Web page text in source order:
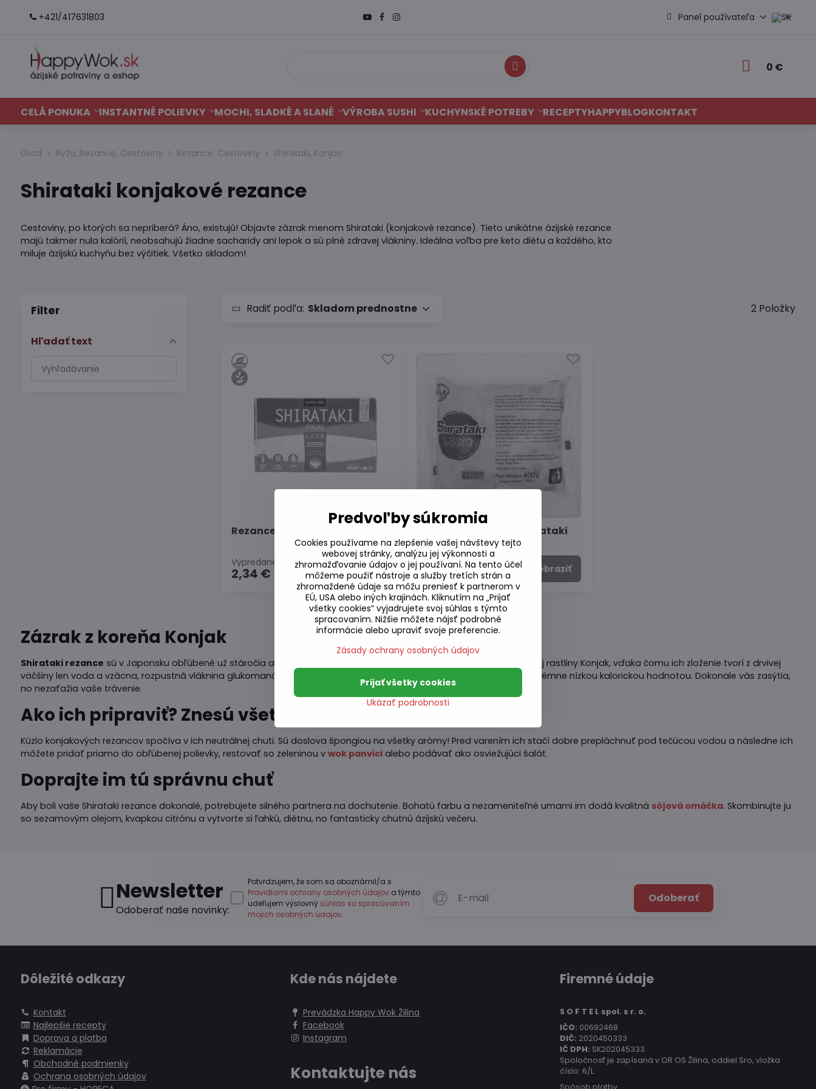
+421/417631803 Panel používateľa
Hľadať 0 €
CELÁ PONUKA INSTANTNÉ POLIEVKY MOCHI, SLADKÉ A SLANÉ VÝROBA SUSHI KUCHYNSKÉ POTREBY RECEPTYHAPPYBLOGKONTAKT
Úvod Ryža, Rezance, Cestoviny Rezance, Cestoviny Shirataki, Konjac
Shirataki konjakové rezance
Cestoviny, po ktorých sa nepriberá? Áno, existujú! Objavte zázrak menom Shirataki (konjakové rezance). Tieto unikátne ázijské rezance
majú takmer nula kalórií, neobsahujú žiadne sacharidy ani lepok a sú plné zdravej vlákniny. Ideálna voľba pre keto diétu a každého, kto
miluje ázijskú kuchyňu bez výčitiek. Všetko skladom!
Radiť podľa: Skladom prednostne 2 Položky
Rezance Shirataki Konjac 200g
Vypredané
2,34 € Zobraziť
Rezance konjakové Shirataki
400g
Vypredané
1,40 € Zobraziť
Filter
Hľadať text
Prehľadať
výsledky
Zázrak z koreňa Konjak
Shirataki rezance sú v Japonsku obľúbené už stáročia a dnes zažívajú celosvetový boom. Vyrábajú sa z hľuzy ázijskej rastliny Konjak, vďaka čomu ich zloženie tvorí z drvivej
väčšiny len voda a vzácna, rozpustná vláknina glukomanán. Sú to dokonalé rezance bez sacharidov, bez lepku a s extrémne nízkou kalorickou hodnotou. Dokonale vás zasýtia,
no nezaťažia vaše trávenie.
Ako ich pripraviť? Znesú všetko!
Kúzlo konjakových rezancov spočíva v ich neutrálnej chuti. Sú doslova špongiou na všetky arómy! Pred varením ich stačí dobre prepláchnuť pod tečúcou vodou a následne ich
môžete pridať priamo do obľúbenej polievky, restovať so zeleninou v wok panvicialebo podávať ako osviežujúci šalát.
Doprajte im tú správnu chuť
Aby boli vaše Shirataki rezance dokonalé, potrebujete silného partnera na dochutenie. Bohatú farbu a nezameniteľné umami im dodá kvalitná sójová omáčka. Skombinujte ju
so sezamovým olejom, kvapkou citrónu a vytvorte si ľahkú, diétnu, no fantasticky chutnú ázijskú večeru.
Newsletter
Odoberať naše novinky:
Odoberať
Potvrdzujem, že som sa oboznámil/a s
Pravidlami ochrany osobných údajova týmto
udeľujem výslovný súhlas so spracúvaním
mojich osobných údajov.
Dôležité odkazy
Kontakt
Najlepšie recepty
Doprava a platba
Reklamácie
Obchodné podmienky
Ochrana osobných údajov
Kde nás nájdete
Prevádzka Happy Wok Žilina
Facebook
Instagram
Kontaktujte nás
Firemné údaje
S O F T E L spol. s r. o.
IČO: 00692468
DIČ: 2020450333
IČ DPH: SK202045333
Spoločnosť je zapísaná v OR OS Žilina, oddiel Sro, vložka
číslo: 6/L
Spôsob platby
Predvoľby súkromia
Cookies používame na zlepšenie vašej návštevy tejto
webovej stránky, analýzu jej výkonnosti a
zhromažďovanie údajov o jej používaní. Na tento účel
môžeme použiť nástroje a služby tretích strán a
zhromaždené údaje sa môžu preniesť k partnerom v
EÚ, USA alebo iných krajinách. Kliknutím na „Prijať
všetky cookies“ vyjadrujete svoj súhlas s týmto
spracovaním. Nižšie môžete nájsť podrobné
informácie alebo upraviť svoje preferencie.
Zásady ochrany osobných údajov
Ukázať podrobnosti
Prijať všetky cookies